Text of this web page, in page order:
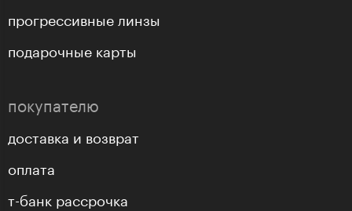
прогрессивные линзы
подарочные карты
покупателю
доставка и возврат
оплата
т-банк рассрочка